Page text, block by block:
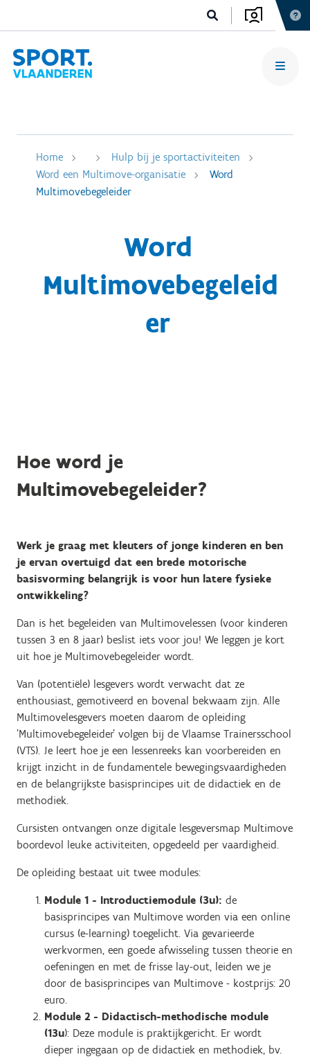
Home
Hulp bij je sportactiviteiten
Word een Multimove-organisatie
Word
Multimovebegeleider
Word
Multimovebegeleid
er
Hoe word je
Multimovebegeleider?
Werk je graag met kleuters of jonge kinderen en ben
je ervan overtuigd dat een brede motorische
basisvorming belangrijk is voor hun latere fysieke
ontwikkeling?
Dan is het begeleiden van Multimovelessen (voor kinderen
tussen 3 en 8 jaar) beslist iets voor jou! We leggen je kort
uit hoe je Multimovebegeleider wordt.
Van (potentiële) lesgevers wordt verwacht dat ze
enthousiast, gemotiveerd en bovenal bekwaam zijn. Alle
Multimovelesgevers moeten daarom de opleiding
'Multimovebegeleider' volgen bij de Vlaamse Trainersschool
(VTS). Je leert hoe je een lessenreeks kan voorbereiden en
krijgt inzicht in de fundamentele bewegingsvaardigheden
en de belangrijkste basisprincipes uit de didactiek en de
methodiek.
Cursisten ontvangen onze digitale lesgeversmap Multimove
boordevol leuke activiteiten, opgedeeld per vaardigheid.
De opleiding bestaat uit twee modules:
Module 1 - Introductiemodule (3u): de
basisprincipes van Multimove worden via een online
cursus (e-learning) toegelicht. Via gevarieerde
werkvormen, een goede afwisseling tussen theorie en
oefeningen en met de frisse lay-out, leiden we je
door de basisprincipes van Multimove - kostprijs: 20
euro.
Module 2 - Didactisch-methodische module
(13u): Deze module is praktijkgericht. Er wordt
dieper ingegaan op de didactiek en methodiek, bv.